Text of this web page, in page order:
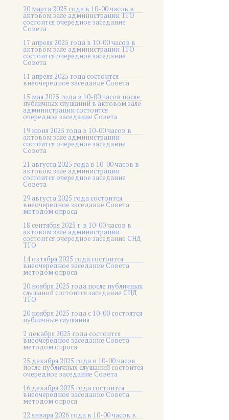
20 марта 2025 года в 10-00 часов в
актовом зале администрации ТГО
состоится очередное заседание
Совета
17 апреля 2025 года в 10-00 часов в
актовом зале администрации ТГО
состоится очередное заседание
Совета
11 апреля 2025 года состоится
внеочередное заседание Совета
15 мая 2025 года в 10-00 часов после
публичных слушаний в актовом зале
администрации состоится
очередное заседание Совета
19 июня 2025 года в 10-00 часов в
актовом зале администрации
состоится очередное заседание
Совета
21 августа 2025 года в 10-00 часов в
актовом зале администрации
состоится очередное заседание
Совета
29 августа 2025 года состоится
внеочередное заседание Совета
методом опроса
18 сентября 2025 г. в 10-00 часов в
актовом зале администрации
состоится очередное заседание СНД
ТГО
14 октября 2025 года состоится
внеочередное заседание Совета
методом опроса
20 ноября 2025 года после публичных
слушаний состоится заседание СНД
ТГО
20 ноября 2025 года c 10-00 состоятся
публичные слушания
2 декабря 2025 года состоится
внеочередное заседание Совета
методом опроса
25 декабря 2025 года в 10-00 часов
после публичных слушаний состоится
очередное заседание Совета
16 декабря 2025 года состоится
внеочередное заседание Совета
методом опроса
22 января 2026 года в 10-00 часов в